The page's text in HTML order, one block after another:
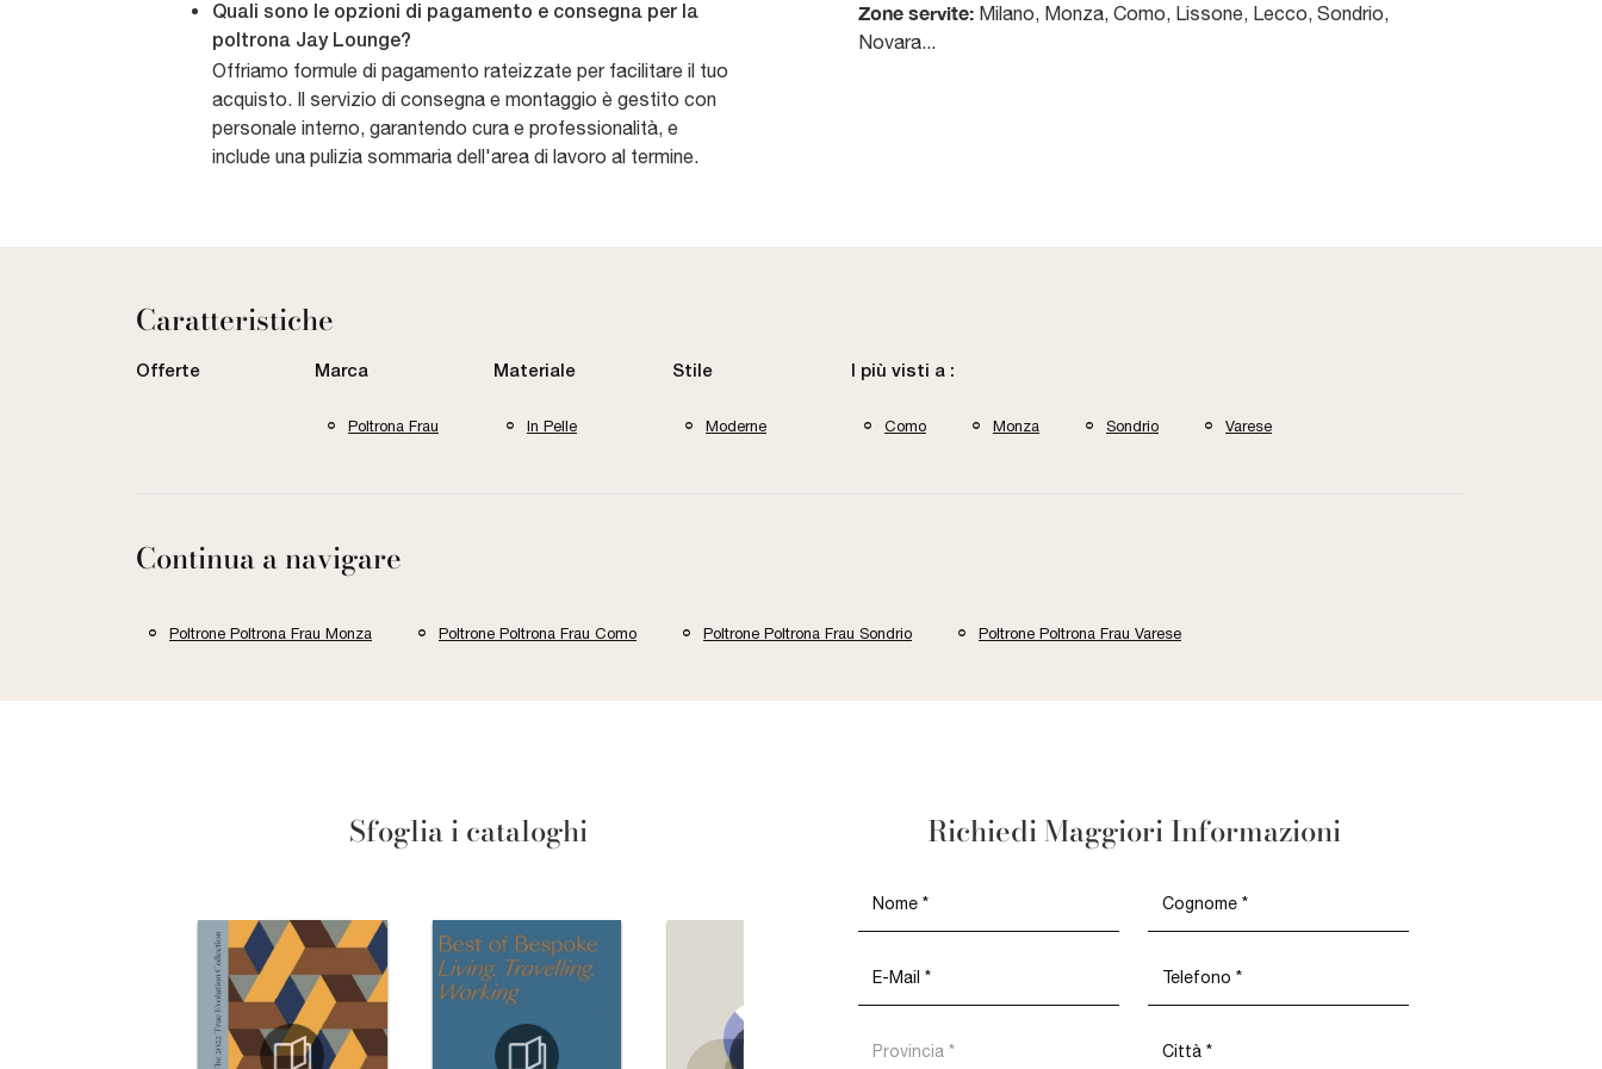
Quali sono le opzioni di pagamento e consegna per la
poltrona Jay Lounge?
Offriamo formule di pagamento rateizzate per facilitare il tuo
acquisto. Il servizio di consegna e montaggio è gestito con
personale interno, garantendo cura e professionalità, e
include una pulizia sommaria dell'area di lavoro al termine.
Zone servite: Milano, Monza, Como, Lissone, Lecco, Sondrio,
Novara...
Caratteristiche
Offerte Marca
Poltrona Frau
Materiale
In Pelle
Stile
Moderne
I più visti a :
Como Monza Sondrio Varese
Continua a navigare
Poltrone Poltrona Frau Monza Poltrone Poltrona Frau Como Poltrone Poltrona Frau Sondrio Poltrone Poltrona Frau Varese
Sfoglia i cataloghi Richiedi Maggiori Informazioni